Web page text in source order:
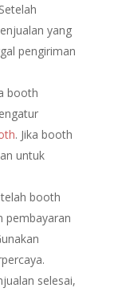
yang
pengiriman
booth
. Jika booth
untuk
booth
pembayaran
selesai,